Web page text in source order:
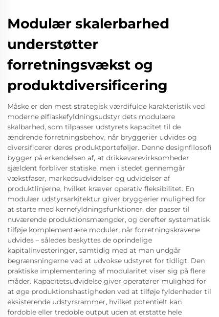
Modulær skalerbarhed
understøtter
forretningsvækst og
produktdiversificering
Måske er den mest strategisk værdifulde karakteristik ved
moderne ølflaskefyldningsudstyr dets modulære
skalbarhed, som tilpasser udstyrets kapacitet til de
ændrende forretningsbehov, når bryggerier udvides og
diversificerer deres produktporteføljer. Denne designfilosofi
bygger på erkendelsen af, at drikkevarevirksomheder
sjældent forbliver statiske, men i stedet gennemgår
vækstfaser, markedsudvidelser og udvidelser af
produktlinjerne, hvilket kræver operativ fleksibilitet. En
modulær udstyrsarkitektur giver bryggerier mulighed for
at starte med kernefyldningsfunktioner, der passer til
nuværende produktionsmængder, og derefter systematisk
tilføje komplementære moduler, når forretningskravene
udvides – således beskyttes de oprindelige
kapitalinvesteringer, samtidig med at man undgår
begrænsningerne ved at udvokse udstyret for tidligt. Den
praktiske implementering af modularitet viser sig på flere
måder. Kapacitetsudvidelse giver operatører mulighed for
at øge produktionshastigheden ved at tilføje fyldenheder til
eksisterende udstyrsrammer, hvilket potentielt kan
fordoble eller tredoble output uden at erstatte hele